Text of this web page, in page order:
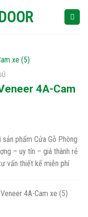
4A-Cam
phẩm Cửa Gỗ Phòng
– uy tín – giá thành rẻ
vấn thiết kế miễn phí
4A-Cam xe (5)